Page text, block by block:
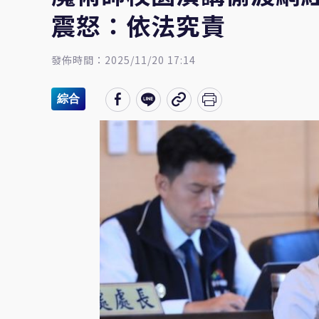
震怒：依法究責
發佈時間：2025/11/20 17:14
綜合